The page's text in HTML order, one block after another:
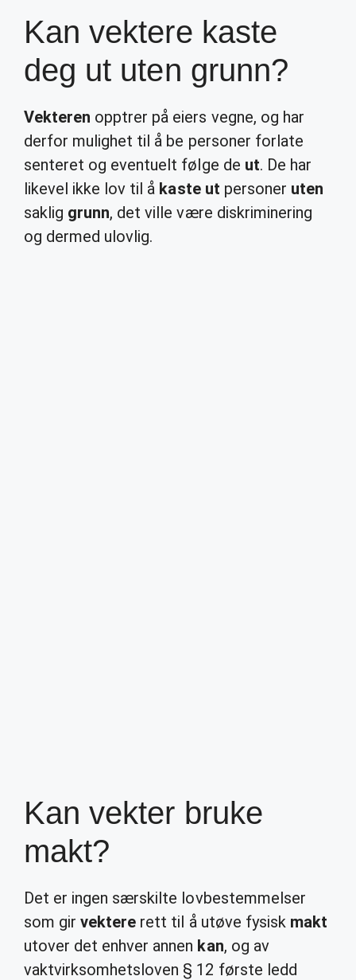
Kan vektere kaste
deg ut uten grunn?
Vekteren opptrer på eiers vegne, og har
derfor mulighet til å be personer forlate
senteret og eventuelt følge de ut. De har
likevel ikke lov til å kaste ut personer uten
saklig grunn, det ville være diskriminering
og dermed ulovlig.
Kan vekter bruke
makt?
Det er ingen særskilte lovbestemmelser
som girvektere rett til å utøve fysisk makt
utover det enhver annen kan, og av
vaktvirksomhetsloven § 12 første ledd